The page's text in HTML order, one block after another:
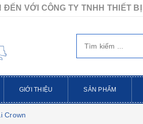
VỚI CÔNG TY TNHH THIẾT
GIỚI THIỆU SẢN PHẨM
Crown